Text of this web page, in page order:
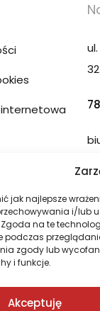
jak najlepsze
i/lub
na te
podczas
zgody lub
i funkcje.
Akceptuję